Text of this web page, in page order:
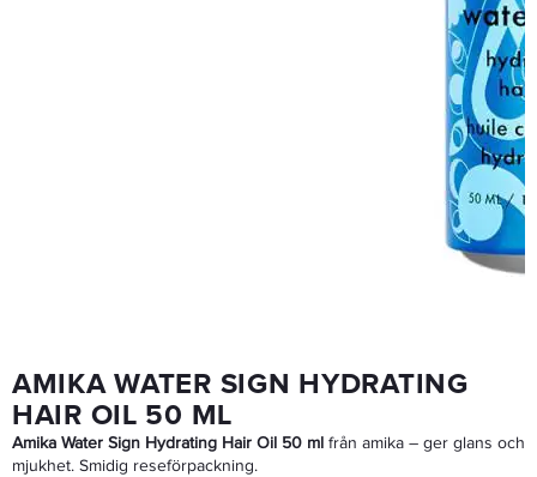
AMIKA WATER SIGN HYDRATING
HAIR OIL 50 ML
Amika Water Sign Hydrating Hair Oil 50 ml från amika – ger glans och
mjukhet. Smidig reseförpackning.